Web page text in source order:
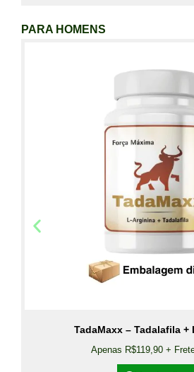
PARA HOMENS
TadaMaxx – Tadalafila +
Apenas R$119,90 +